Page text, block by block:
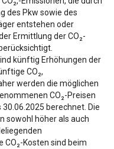
des Pkw sowie des
entstehen oder
Ermittlung der CO₂-
künftig Erhöhungen der
CO₂,
werden die möglichen
CO₂-Preisen
berechnet. Die
sowohl höher als auch
CO₂-Kosten sind beim